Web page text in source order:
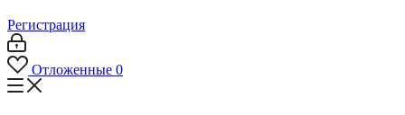
Регистрация
Отложенные 0